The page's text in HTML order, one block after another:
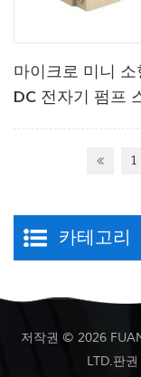
마이크로 미니
DC 전자기 펌프
1
카테고리
저작권 © 2026
LTD.판